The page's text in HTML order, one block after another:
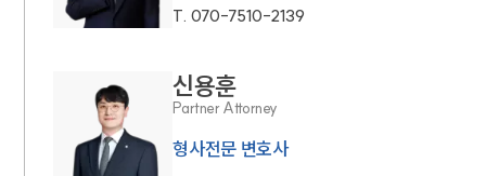
T. 070-7510-2139
신용훈
Partner Attorney
형사전문 변호사